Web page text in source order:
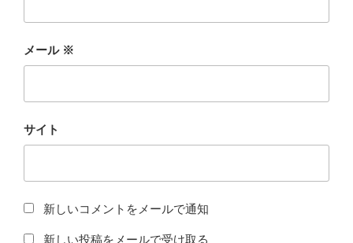
メール ※
サイト
新しいコメントをメールで通知
新しい投稿をメールで受け取る